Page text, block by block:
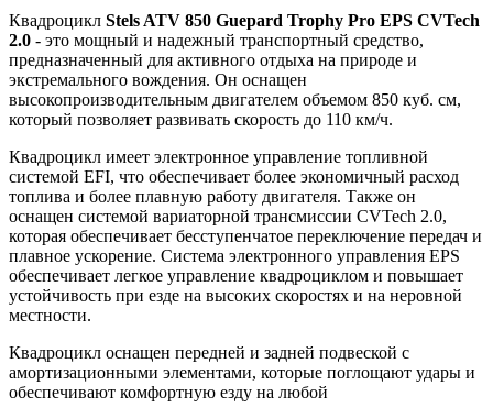
Квадроцикл Stels ATV 850 Guepard Trophy Pro EPS CVTech
2.0 - это мощный и надежный транспортный средство,
предназначенный для активного отдыха на природе и
экстремального вождения. Он оснащен
высокопроизводительным двигателем объемом 850 куб. см,
который позволяет развивать скорость до 110 км/ч.
Квадроцикл имеет электронное управление топливной
системой EFI, что обеспечивает более экономичный расход
топлива и более плавную работу двигателя. Также он
оснащен системой вариаторной трансмиссии CVTech 2.0,
которая обеспечивает бесступенчатое переключение передач и
плавное ускорение. Система электронного управления EPS
обеспечивает легкое управление квадроциклом и повышает
устойчивость при езде на высоких скоростях и на неровной
местности.
Квадроцикл оснащен передней и задней подвеской с
амортизационными элементами, которые поглощают удары и
обеспечивают комфортную езду на любой